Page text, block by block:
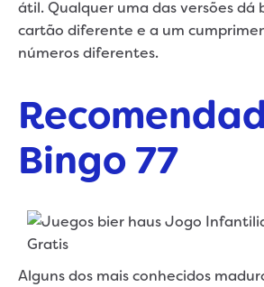
átil. Qualquer uma das versões dá
cartão diferente e a um
números diferentes.
Bingo 77
Alguns dos mais conhecidos